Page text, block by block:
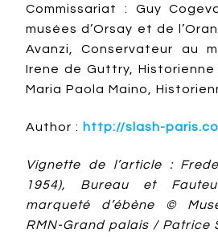
Commissariat : Guy
musées d’Orsay et de
Avanzi, Conservateur au
Irene de Guttry,
Maria Paola Maino,
Author : http://slash-
Vignette de l’article :
1954), Bureau et
marqueté d’ébène ©
RMN-Grand palais / Patrice